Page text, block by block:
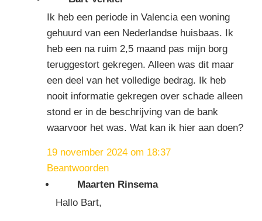
Ik heb een periode in Valencia een woning
gehuurd van een Nederlandse huisbaas. Ik
heb een na ruim 2,5 maand pas mijn borg
teruggestort gekregen. Alleen was dit maar
een deel van het volledige bedrag. Ik heb
nooit informatie gekregen over schade alleen
stond er in de beschrijving van de bank
waarvoor het was. Wat kan ik hier aan doen?
19 november 2024 om 18:37
Beantwoorden
Maarten Rinsema
Hallo Bart,